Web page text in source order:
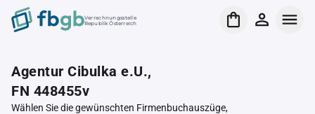
Verrechnungsstelle
Republik Österreich
Agentur Cibulka e.U.,
FN 448455v
Wählen Sie die gewünschten Firmenbuchauszüge,